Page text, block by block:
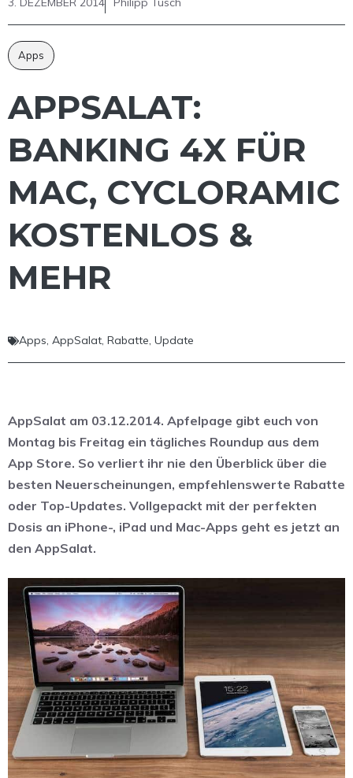
Apps
APPSALAT:
BANKING 4X FÜR
MAC, CYCLORAMIC
KOSTENLOS &
MEHR
Apps, AppSalat, Rabatte, Update
AppSalat am 03.12.2014. Apfelpage gibt euch von
Montag bis Freitag ein tägliches Roundup aus dem
App Store. So verliert ihr nie den Überblick über die
besten Neuerscheinungen, empfehlenswerte Rabatte
oder Top-Updates. Vollgepackt mit der perfekten
Dosis an iPhone-, iPad und Mac-Apps geht es jetzt an
den AppSalat.